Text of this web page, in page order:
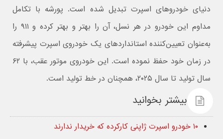
دنیای خودروهای اسپرت تبدیل شده است. پورشه با تکامل
مداوم این خودرو در هر نسل، آن را بهتر و بهتر کرده و ۹۱۱ را
به‌عنوان تعیین‌کننده استانداردهای یک خودروی اسپرت پیشرفته
در زمان خود حفظ نموده است. این خودروی موتور عقب، با ۶۲
سال تولید تا سال ۲۰۲۵، همچنان در خط تولید است.
بیشتر بخوانید
۱۰ خودرو اسپرت ژاپنی کارکرده که خریدار ندارند